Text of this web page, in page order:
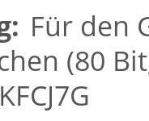
Für den
(80